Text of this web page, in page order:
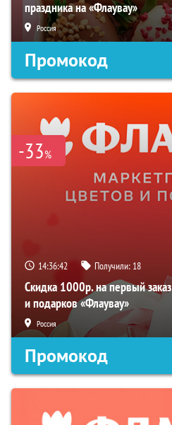
праздника на «Флаувау»
Россия
Промокод
-33%
14:36:41 Получили: 18
Скидка 1000р. на первый
и подарков «Флаувау»
Россия
Промокод